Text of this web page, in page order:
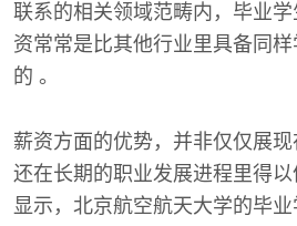
联系的相关领域范畴内，毕业
资常常是比其他行业里具备同
的 。
薪资方面的优势，并非仅仅展现
还在长期的职业发展进程里得
显示，北京航空航天大学的毕